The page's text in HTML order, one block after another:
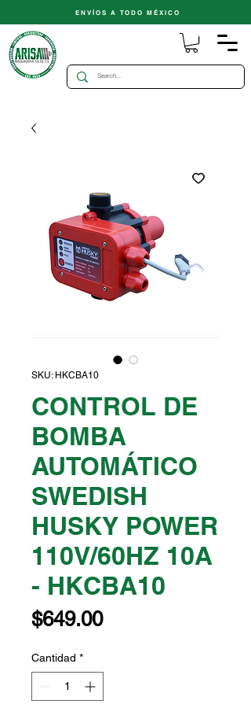
ENVÍOS A TODO MÉXICO
SKU: HKCBA10
CONTROL DE
BOMBA
AUTOMÁTICO
SWEDISH
HUSKY POWER
110V/60HZ 10A
- HKCBA10
$649.00Precio
Cantidad *